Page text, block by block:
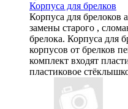
Корпуса для брелков
Корпуса для брелоков
замены старого ,
брелока. Корпуса для
корпусов от брелков
комплект входят
пластиковое